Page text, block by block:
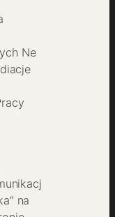
Ne
na